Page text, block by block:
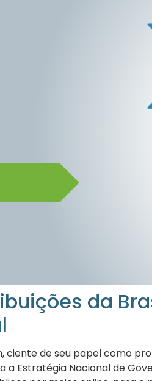
da
ciente de seu papel como
a Estratégia Nacional de